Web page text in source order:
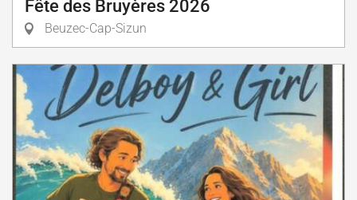
Fête des Bruyères 2026
Beuzec-Cap-Sizun